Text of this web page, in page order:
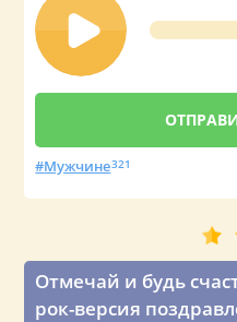
Мужчине321
Отмечай и будь
рок-версия